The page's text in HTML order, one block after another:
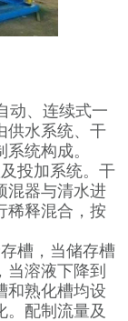
动、连续式一
供水系统、干
统构成。
投加系统。干
混器与清水进
稀释混合，按
槽，当储存槽
溶液下降到
和熟化槽均设
。配制流量及